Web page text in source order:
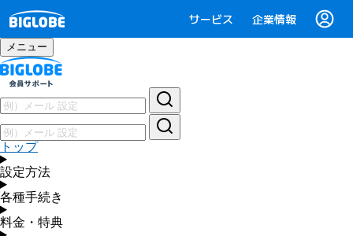
サービス 企業情報
メニュー
トップ
設定方法
各種手続き
料金・特典